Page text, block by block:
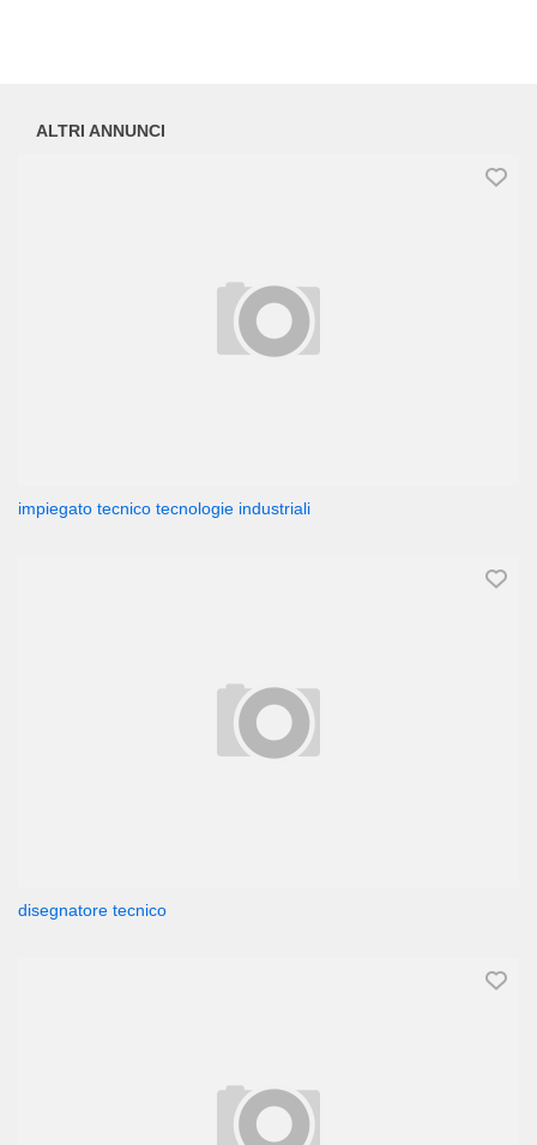
ALTRI ANNUNCI
impiegato tecnico tecnologie industriali
disegnatore tecnico